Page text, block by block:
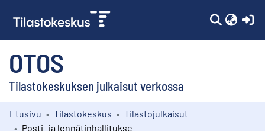
OTOS
Tilastokeskuksen julkaisut verkossa
Kokoelmat
Etusivu Tilastokeskus
Tilastojulkaisut